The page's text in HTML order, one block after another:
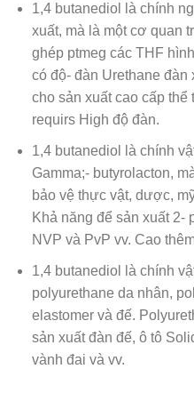
1,4 butanediol là chính
xuất, mà là một cơ quan
ghép ptmeg các THF
có độ- đàn Urethane
cho sản xuất cao cấp
requirs High độ đàn.
1,4 butanediol là chính
Gamma;- butyrolacton,
bảo vệ thực vật, dược,
Khả năng để sản xuất 2-
NVP và PvP vv. Cao
1,4 butanediol là chính
polyurethane da nhân,
elastomer và đế.
sản xuất đàn đế, ô tô
vành đai và vv.